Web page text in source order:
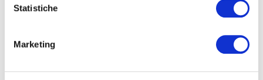
Statistiche
Marketing
IlSole24Ore